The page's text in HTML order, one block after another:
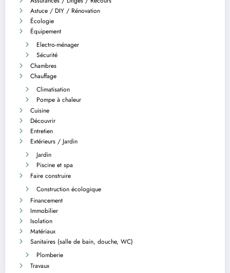
Astuce / DIY / Rénovation
Écologie
Équipement
Electro-ménager
Sécurité
Chambres
Chauffage
Climatisation
Pompe à chaleur
Cuisine
Découvrir
Entretien
Extérieurs / Jardin
Jardin
Piscine et spa
Faire construire
Construction écologique
Financement
Immobilier
Isolation
Matériaux
Sanitaires (salle de bain, douche, WC)
Plomberie
Travaux